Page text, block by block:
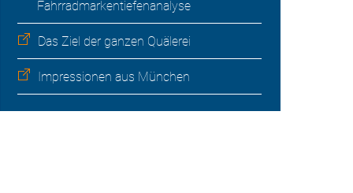
Fahrradmarkentiefenanalyse
Das Ziel der ganzen Quälerei
Impressionen aus München